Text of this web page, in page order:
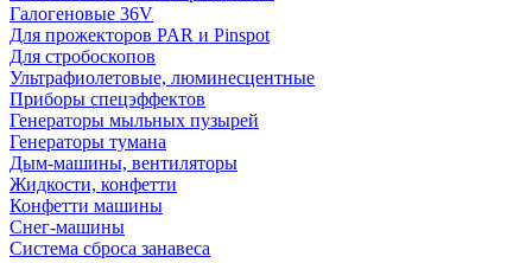
Галогеновые 36V
Для прожекторов PAR и Pinspot
Для стробоскопов
Ультрафиолетовые, люминесцентные
Приборы спецэффектов
Генераторы мыльных пузырей
Генераторы тумана
Дым-машины, вентиляторы
Жидкости, конфетти
Конфетти машины
Снег-машины
Система сброса занавеса